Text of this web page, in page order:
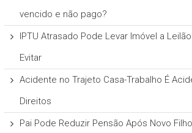
vencido e não pago?
IPTU Atrasado Pode Levar Imóvel a
Evitar
Acidente no Trajeto Casa-Trabalho É
Direitos
Pai Pode Reduzir Pensão Após Novo